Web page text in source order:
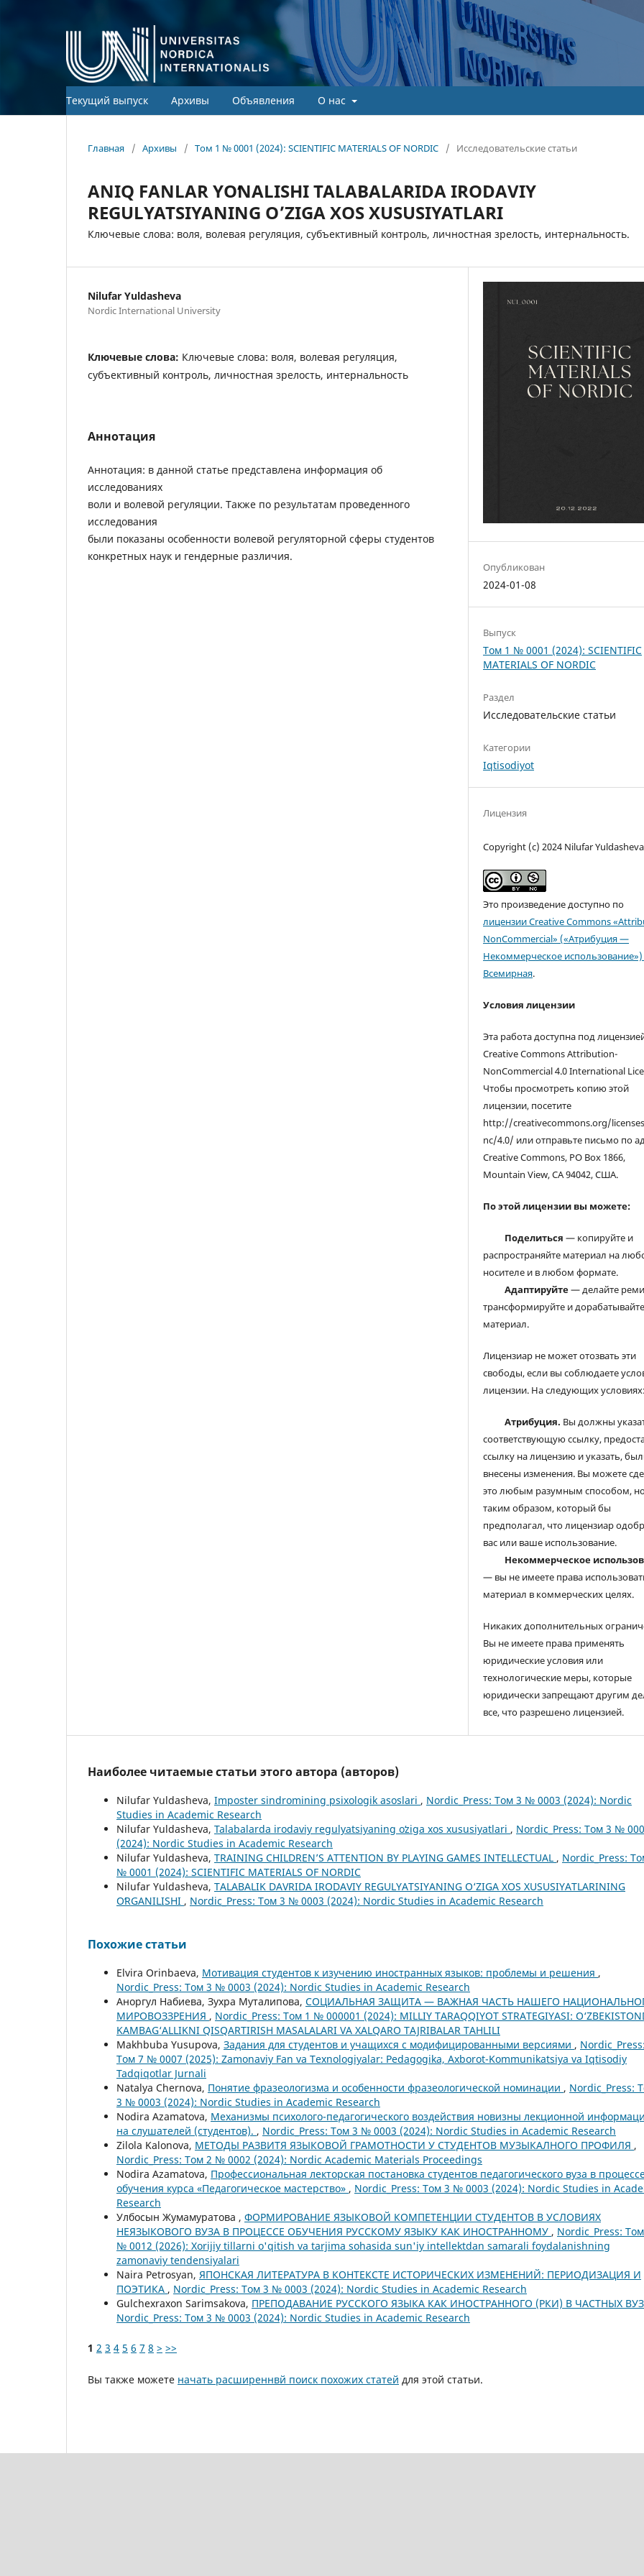
Текущий выпуск Архивы Объявления О нас
Главная / Архивы / Том 1 № 0001 (2024): SCIENTIFIC MATERIALS OF NORDIC / Исследовательские статьи
ANIQ FANLAR YOʻNALISHI TALABALARIDA IRODAVIY
REGULYATSIYANING O’ZIGA XOS XUSUSIYATLARI
Ключевые слова: воля, волевая регуляция, субъективный контроль, личностная зрелость, интернальность.
Nilufar Yuldasheva
Nordic International University
Ключевые слова: Ключевые слова: воля, волевая регуляция,
субъективный контроль, личностная зрелость, интернальность
Аннотация
Аннотация: в данной статье представлена информация об
исследованиях
воли и волевой регуляции. Также по результатам проведенного
исследования
были показаны особенности волевой регуляторной сферы студентов
конкретных наук и гендерные различия.
Опубликован
2024-01-08
Выпуск
Том 1 № 0001 (2024): SCIENTIFIC
MATERIALS OF NORDIC
Раздел
Исследовательские статьи
Категории
Iqtisodiyot
Лицензия
Copyright (c) 2024 Nilufar Yuldasheva
Это произведение доступно по
лицензии Creative Commons
NonCommercial» («Атрибуция —
Некоммерческое использование»)
Всемирная.
Условия лицензии
Эта работа доступна под
Creative Commons Attribution-
NonCommercial 4.0 International
Чтобы просмотреть копию этой
лицензии, посетите
http://creativecommons.org/
nc/4.0/ или отправьте письмо по
Creative Commons, PO Box 1866,
Mountain View, CA 94042, США.
По этой лицензии вы можете:
Поделиться — копируйте и
распространяйте материал на
носителе и в любом формате.
Адаптируйте— делайте
трансформируйте и дорабатывайте
материал.
Лицензиар не может отозвать эти
свободы, если вы соблюдаете
лицензии. На следующих условиях:
Атрибуция. Вы должны
соответствующую ссылку,
ссылку на лицензию и указать,
внесены изменения. Вы можете
это любым разумным способом,
таким образом, который бы
предполагал, что лицензиар
вас или ваше использование.
Некоммерческое
— вы не имеете права
материал в коммерческих целях.
Никаких дополнительных
Вы не имеете права применять
юридические условия или
технологические меры, которые
юридически запрещают другим
все, что разрешено лицензией.
Наиболее читаемые статьи этого автора (авторов)
Nilufar Yuldasheva, Imposter sindromining psixologik asoslari , Nordic_Press: Том 3 № 0003 (2024): Nordic
Studies in Academic Research
Nilufar Yuldasheva, Talabalarda irodaviy regulyatsiyaning oʻziga xos xususiyatlari , Nordic_Press: Том 3 №
(2024): Nordic Studies in Academic Research
Nilufar Yuldasheva, TRAINING CHILDREN’S ATTENTION BY PLAYING GAMES INTELLECTUAL , Nordic_Press:
№ 0001 (2024): SCIENTIFIC MATERIALS OF NORDIC
Nilufar Yuldasheva, TALABALIK DAVRIDA IRODAVIY REGULYATSIYANING O‘ZIGA XOS XUSUSIYATLARINING
OʻRGANILISHI , Nordic_Press: Том 3 № 0003 (2024): Nordic Studies in Academic Research
Похожие статьи
Elvira Orinbaeva, Мотивация студентов к изучению иностранных языков: проблемы и решения ,
Nordic_Press: Том 3 № 0003 (2024): Nordic Studies in Academic Research
Аноргул Набиева, Зухра Муталипова, СОЦИАЛЬНАЯ ЗАЩИТА — ВАЖНАЯ ЧАСТЬ НАШЕГО
МИРОВОЗЗРЕНИЯ , Nordic_Press: Том 1 № 000001 (2024): MILLIY TARAQQIYOT STRATEGIYASI:
KAMBAG‘ALLIKNI QISQARTIRISH MASALALARI VA XALQARO TAJRIBALAR TAHLILI
Makhbuba Yusupova, Задания для студентов и учащихся с модифицированными версиями , Nordic_Press:
Том 7 № 0007 (2025): Zamonaviy Fan va Texnologiyalar: Pedagogika, Axborot-Kommunikatsiya va Iqtisodiy
Tadqiqotlar Jurnali
Natalya Chernova, Понятие фразеологизма и особенности фразеологической номинации , Nordic_Press:
3 № 0003 (2024): Nordic Studies in Academic Research
Nodira Azamatova, Механизмы психолого-педагогического воздействия новизны лекционной
на слушателей (студентов). , Nordic_Press: Том 3 № 0003 (2024): Nordic Studies in Academic Research
Zilola Kalonova, МЕТОДЫ РАЗВИТЯ ЯЗЫКОВОЙ ГРАМОТНОСТИ У СТУДЕНТОВ МУЗЫКАЛНОГО ПРОФИЛЯ ,
Nordic_Press: Том 2 № 0002 (2024): Nordic Academic Materials Proceedings
Nodira Azamatova, Профессиональная лекторская постановка студентов педагогического вуза в
обучения курса «Педагогическое мастерство» , Nordic_Press: Том 3 № 0003 (2024): Nordic Studies in
Research
Улбосын Жумамуратова , ФОРМИРОВАНИЕ ЯЗЫКОВОЙ КОМПЕТЕНЦИИ СТУДЕНТОВ В УСЛОВИЯХ
НЕЯЗЫКОВОГО ВУЗА В ПРОЦЕССЕ ОБУЧЕНИЯ РУССКОМУ ЯЗЫКУ КАК ИНОСТРАННОМУ , Nordic_Press:
№ 0012 (2026): Xorijiy tillarni o'qitish va tarjima sohasida sun'iy intellektdan samarali foydalanishning
zamonaviy tendensiyalari
Naira Petrosyan, ЯПОНСКАЯ ЛИТЕРАТУРА В КОНТЕКСТЕ ИСТОРИЧЕСКИХ ИЗМЕНЕНИЙ: ПЕРИОДИЗАЦИЯ И
ПОЭТИКА , Nordic_Press: Том 3 № 0003 (2024): Nordic Studies in Academic Research
Gulchexraxon Sarimsakova, ПРЕПОДАВАНИЕ РУССКОГО ЯЗЫКА КАК ИНОСТРАННОГО (РКИ) В ЧАСТНЫХ
Nordic_Press: Том 3 № 0003 (2024): Nordic Studies in Academic Research
1 2 3 4 5 6 7 8 > >>
Вы также можете начать расширеннвй поиск похожих статей для этой статьи.